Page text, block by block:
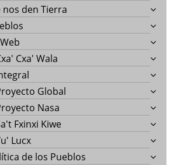
nos den Tierra
Cxa' Wala
Global
Nasa
Fxinxi Kiwe
Lucx
de los Pueblos